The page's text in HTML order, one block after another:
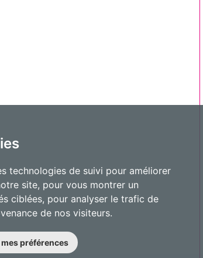
technologies de suivi pour améliorer
site, pour vous montrer un
ciblées, pour analyser le trafic de
de nos visiteurs.
préférences